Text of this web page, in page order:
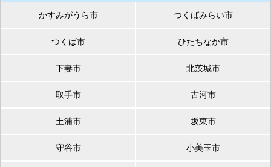
かすみがうら市 つくばみらい市
つくば市 ひたちなか市
下妻市 北茨城市
取手市 古河市
土浦市 坂東市
守谷市 小美玉市